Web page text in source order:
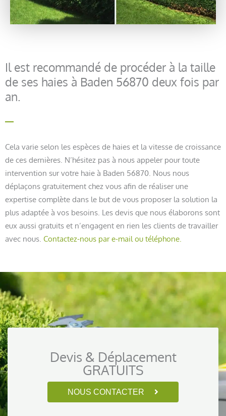
Il est recommandé de procéder à la taille
de ses haies à Baden 56870 deux fois par
an.
Cela varie selon les espèces de haies et la vitesse de croissance
de ces dernières. N’hésitez pas à nous appeler pour toute
intervention sur votre haie à Baden 56870. Nous nous
déplaçons gratuitement chez vous afin de réaliser une
expertise complète dans le but de vous proposer la solution la
plus adaptée à vos besoins. Les devis que nous élaborons sont
eux aussi gratuits et n’engagent en rien les clients de travailler
avec nous. Contactez-nous par e-mail ou téléphone.
Devis & Déplacement
GRATUITS
NOUS CONTACTER